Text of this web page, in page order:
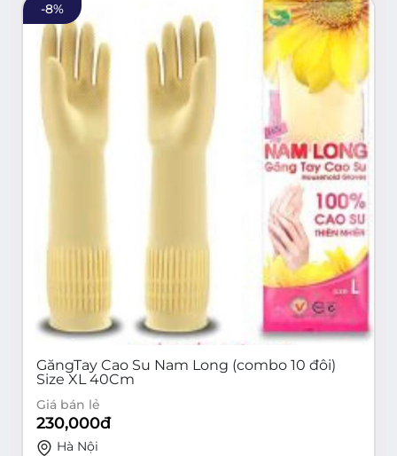
-8%
GăngTay Cao Su Nam Long (combo 10 đôi)
Size XL 40Cm
Giá bán lẻ
230,000đ
Hà Nội